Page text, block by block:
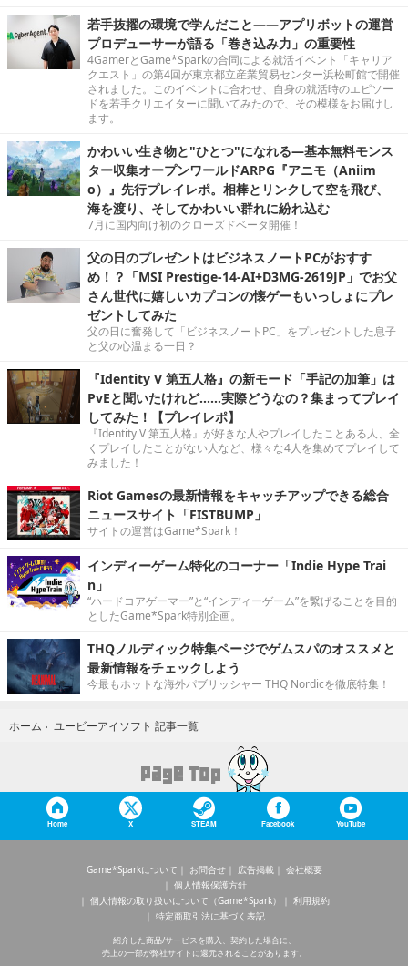
若手抜擢の環境で学んだこと――アプリボットの運営
プロデューサーが語る「巻き込み力」の重要性
4GamerとGame*Sparkの合同による就活イベント「キャリア
クエスト」の第4回が東京都立産業貿易センター浜松町館で開催
されました。このイベントに合わせ、自身の就活時のエピソー
ドを若手クリエイターに聞いてみたので、その模様をお届けし
ます。
かわいい生き物と"ひとつ"になれる―基本無料モンス
ター収集オープンワールドARPG『アニモ（Aniim
o）』先行プレイレポ。相棒とリンクして空を飛び、
海を渡り、そしてかわいい群れに紛れ込む
7月に国内向け初のクローズドベータ開催！
父の日のプレゼントはビジネスノートPCがおすす
め！？「MSI Prestige-14-AI+D3MG-2619JP」でお父
さん世代に嬉しいカプコンの懐ゲーもいっしょにプレ
ゼントしてみた
父の日に奮発して「ビジネスノートPC」をプレゼントした息子
と父の心温まる一日？
『Identity V 第五人格』の新モード「手記の加筆」は
PvEと聞いたけれど……実際どうなの？集まってプレイ
してみた！【プレイレポ】
『Identity V 第五人格』が好きな人やプレイしたことある人、全
くプレイしたことがない人など、様々な4人を集めてプレイして
みました！
Riot Gamesの最新情報をキャッチアップできる総合
ニュースサイト「FISTBUMP」
サイトの運営はGame*Spark！
インディーゲーム特化のコーナー「Indie Hype Trai
n」
“ハードコアゲーマー”と“インディーゲーム”を繋げることを目的
としたGame*Spark特別企画。
THQノルディック特集ページでゲムスパのオススメと
最新情報をチェックしよう
今最もホットな海外パブリッシャー THQ Nordicを徹底特集！
ホーム › ユービーアイソフト 記事一覧
Home X STEAM Facebook YouTube
Game*Sparkについて お問合せ 広告掲載
会社概要
個人情報保護方針
個人情報の取り扱いについて（Game*Spark）
利用規約
特定商取引法に基づく表記
紹介した商品/サービスを購入、契約した場合に、
売上の一部が弊社サイトに還元されることがあります。